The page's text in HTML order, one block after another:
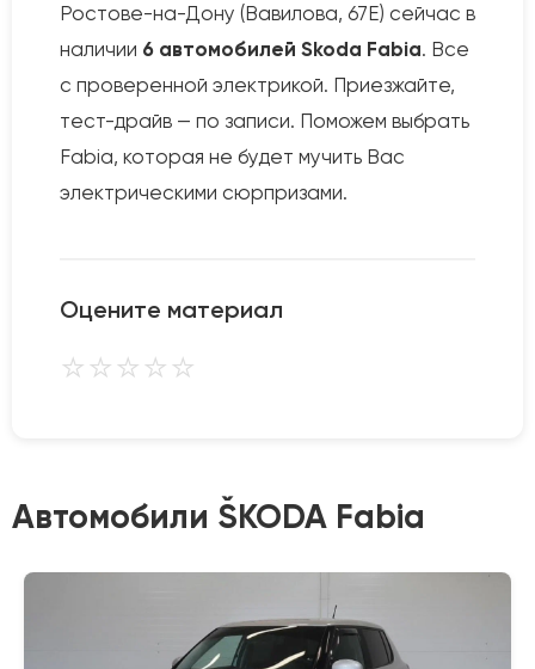
Ростове-на-Дону (Вавилова, 67Е) сейчас в
наличии 6 автомобилей Skoda Fabia. Все
с проверенной электрикой. Приезжайте,
тест-драйв — по записи. Поможем выбрать
Fabia, которая не будет мучить Вас
электрическими сюрпризами.
Оцените материал
⭐⭐⭐⭐⭐
Автомобили ŠKODA Fabia